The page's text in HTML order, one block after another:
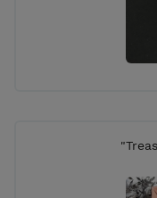
Työpisteeni
olet tervetullut
hieman tyhjillään
tällä